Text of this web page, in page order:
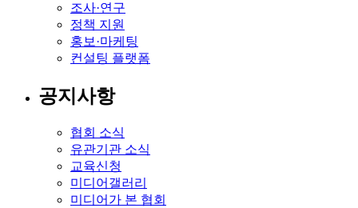
조사·연구
정책 지원
홍보·마케팅
컨설팅 플랫폼
공지사항
협회 소식
유관기관 소식
교육신청
미디어갤러리
미디어가 본 협회